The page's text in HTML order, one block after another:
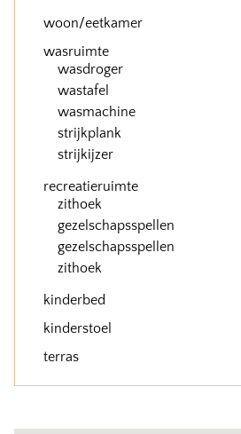
woon/eetkamer
wasruimte
wasdroger
wastafel
wasmachine
strijkplank
strijkijzer
recreatieruimte
zithoek
gezelschapsspellen
gezelschapsspellen
zithoek
kinderbed
kinderstoel
terras